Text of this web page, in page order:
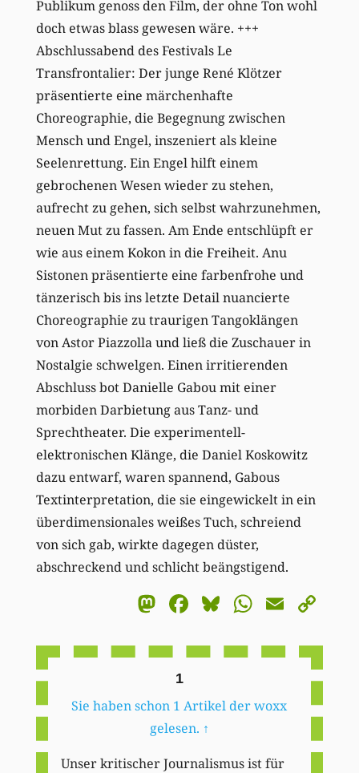
Publikum genoss den Film, der ohne Ton wohl
doch etwas blass gewesen wäre. +++
Abschlussabend des Festivals Le
Transfrontalier: Der junge René Klötzer
präsentierte eine märchenhafte
Choreographie, die Begegnung zwischen
Mensch und Engel, inszeniert als kleine
Seelenrettung. Ein Engel hilft einem
gebrochenen Wesen wieder zu stehen,
aufrecht zu gehen, sich selbst wahrzunehmen,
neuen Mut zu fassen. Am Ende entschlüpft er
wie aus einem Kokon in die Freiheit. Anu
Sistonen präsentierte eine farbenfrohe und
tänzerisch bis ins letzte Detail nuancierte
Choreographie zu traurigen Tangoklängen
von Astor Piazzolla und ließ die Zuschauer in
Nostalgie schwelgen. Einen irritierenden
Abschluss bot Danielle Gabou mit einer
morbiden Darbietung aus Tanz- und
Sprechtheater. Die experimentell-
elektronischen Klänge, die Daniel Koskowitz
dazu entwarf, waren spannend, Gabous
Textinterpretation, die sie eingewickelt in ein
überdimensionales weißes Tuch, schreiend
von sich gab, wirkte dagegen düster,
abschreckend und schlicht beängstigend.
Mastodon
Facebook
BlueskyEmail
1
Sie haben schon 1 Artikel der woxx
gelesen. ↑
Unser kritischer Journalismus ist für